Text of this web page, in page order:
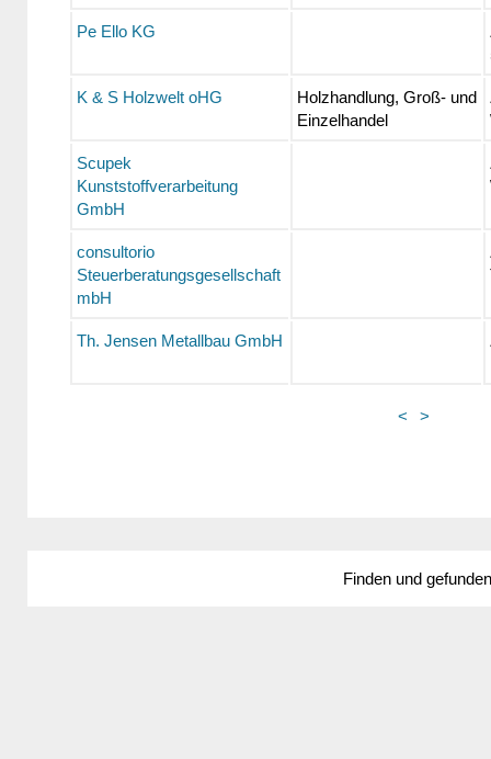
Pe Ello KG
K & S Holzwelt oHG
Holzhandlung, Groß- und
Einzelhandel
Scupek
Kunststoffverarbeitung
GmbH
consultorio
Steuerberatungsgesellschaft
mbH
Th. Jensen Metallbau GmbH
< >
Finden und